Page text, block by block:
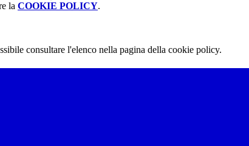
la COOKIE POLICY.
consultare l'elenco nella pagina della cookie policy.